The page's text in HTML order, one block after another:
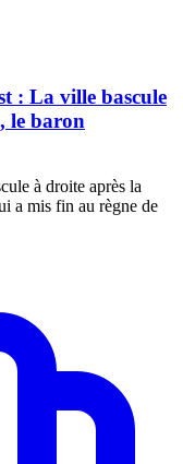
: La ville bascule
le baron
à droite après la
a mis fin au règne de